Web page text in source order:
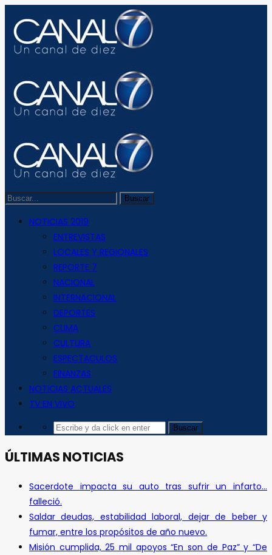
NOTICIAS 2019
ENTREVISTAS
LOCALES Y REGIONALES
REPORTE 7
NACIONAL
INTERNACIONAL
DEPORTES
CLIMA
CULTURA
ESPECTACULOS
FINANZAS
NOTICIAS ACTUALES
TV EN VIVO
ÚLTIMAS NOTICIAS
Sacerdote impacta su auto tras sufrir un infarto…
falleció.
Saldar deudas, estabilidad laboral, dejar de beber y
fumar, entre los propósitos de año nuevo.
Misión cumplida, 25 mil apoyos “En son de Paz” y “De